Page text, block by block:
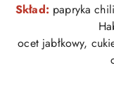
Skład: papryka
ocet jabłkowy,